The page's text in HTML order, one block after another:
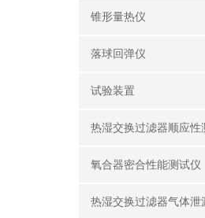
锥形量热仪
落球回弹仪
试验装置
热湿交换过滤器顺应性
氧合器密合性能测试仪
热湿交换过滤器气体泄